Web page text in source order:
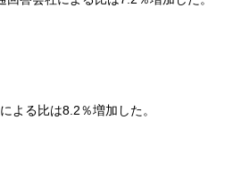
よる比は8.2％増加した。